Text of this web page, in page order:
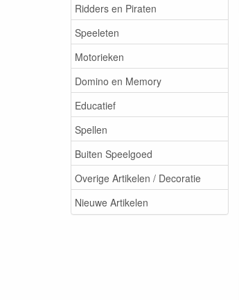
Ridders en Piraten
Speeleten
Motorieken
Domino en Memory
Educatief
Spellen
Buiten Speelgoed
Overige Artikelen / Decoratie
Nieuwe Artikelen